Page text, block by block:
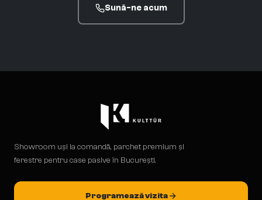
Sună-ne acum
Showroom uși la comandă, parchet premium și
ferestre pentru case pasive în București.
Programează vizita